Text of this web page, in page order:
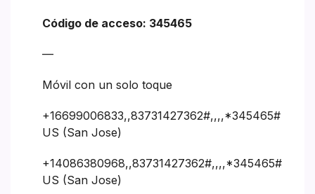
Código de acceso: 345465
—
Móvil con un solo toque
+16699006833,,83731427362#,,,,*345465#
US (San Jose)
+14086380968,,83731427362#,,,,*345465#
US (San Jose)